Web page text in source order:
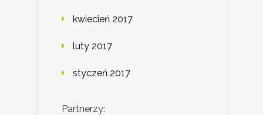
kwiecień 2017
luty 2017
styczeń 2017
Partnerzy: